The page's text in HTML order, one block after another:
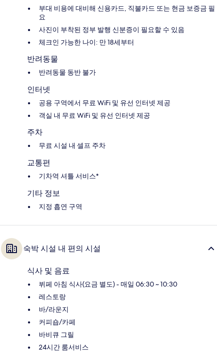
부대 비용에 대비해 신용카드, 직불카드 또는 현금 보증금 필
요
사진이 부착된 정부 발행 신분증이 필요할 수 있음
체크인 가능한 나이: 만 18세부터
반려동물
반려동물 동반 불가
인터넷
공용 구역에서 무료 WiFi 및 유선 인터넷 제공
객실 내 무료 WiFi 및 유선 인터넷 제공
주차
무료 시설 내 셀프 주차
교통편
기차역 셔틀 서비스*
기타 정보
지정 흡연 구역
숙박 시설 내 편의 시설
식사 및 음료
뷔페 아침 식사(요금 별도) - 매일 06:30 ~ 10:30
레스토랑
바/라운지
커피숍/카페
바비큐 그릴
24시간 룸서비스